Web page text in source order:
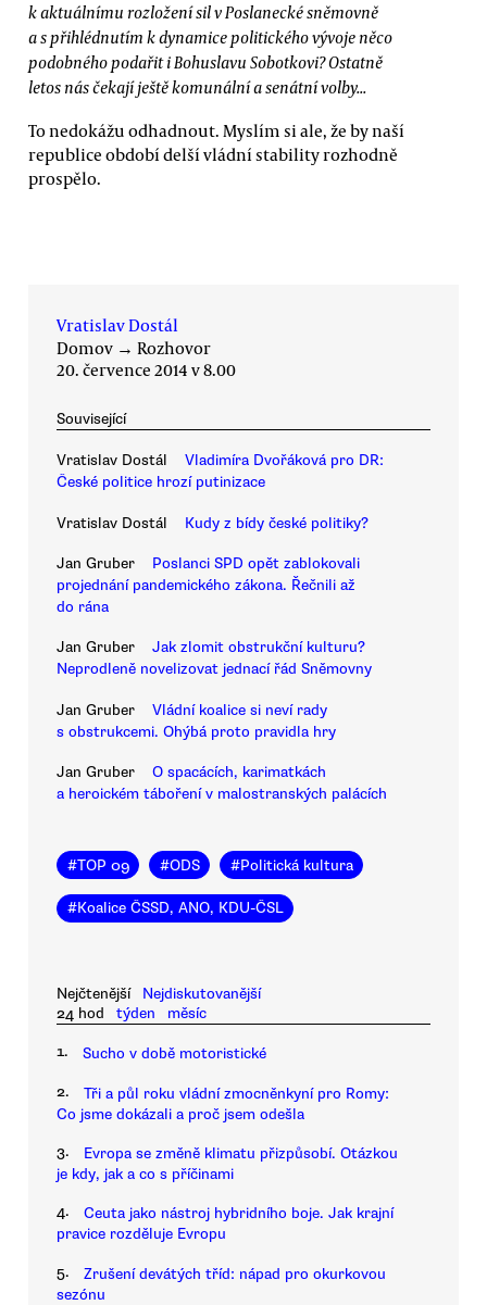
k aktuálnímu rozložení sil v Poslanecké sněmovně
a s přihlédnutím k dynamice politického vývoje něco
podobného podařit i Bohuslavu Sobotkovi? Ostatně
letos nás čekají ještě komunální a senátní volby...
To nedokážu odhadnout. Myslím si ale, že by naší
republice období delší vládní stability rozhodně
prospělo.
Vratislav Dostál
Domov → Rozhovor
20. července 2014 v 8.00
Související
Vratislav Dostál
Vladimíra Dvořáková pro DR:
České politice hrozí putinizace
Vratislav Dostál Kudy z bídy české politiky?
Jan Gruber
Poslanci SPD opět zablokovali
projednání pandemického zákona. Řečnili až
do rána
Jan Gruber
Jak zlomit obstrukční kulturu?
Neprodleně novelizovat jednací řád Sněmovny
Jan Gruber
Vládní koalice si neví rady
s obstrukcemi. Ohýbá proto pravidla hry
Jan Gruber
O spacácích, karimatkách
a heroickém táboření v malostranských palácích
#TOP 09 #ODS #Politická kultura
#Koalice ČSSD, ANO, KDU-ČSL
Nejčtenější
Nejdiskutovanější
24 hod
týden měsíc
1. Sucho v době motoristické
2.
Tři a půl roku vládní zmocněnkyní pro Romy:
Co jsme dokázali a proč jsem odešla
3.
Evropa se změně klimatu přizpůsobí. Otázkou
je kdy, jak a co s příčinami
4.
Ceuta jako nástroj hybridního boje. Jak krajní
pravice rozděluje Evropu
5.
Zrušení devátých tříd: nápad pro okurkovou
sezónu